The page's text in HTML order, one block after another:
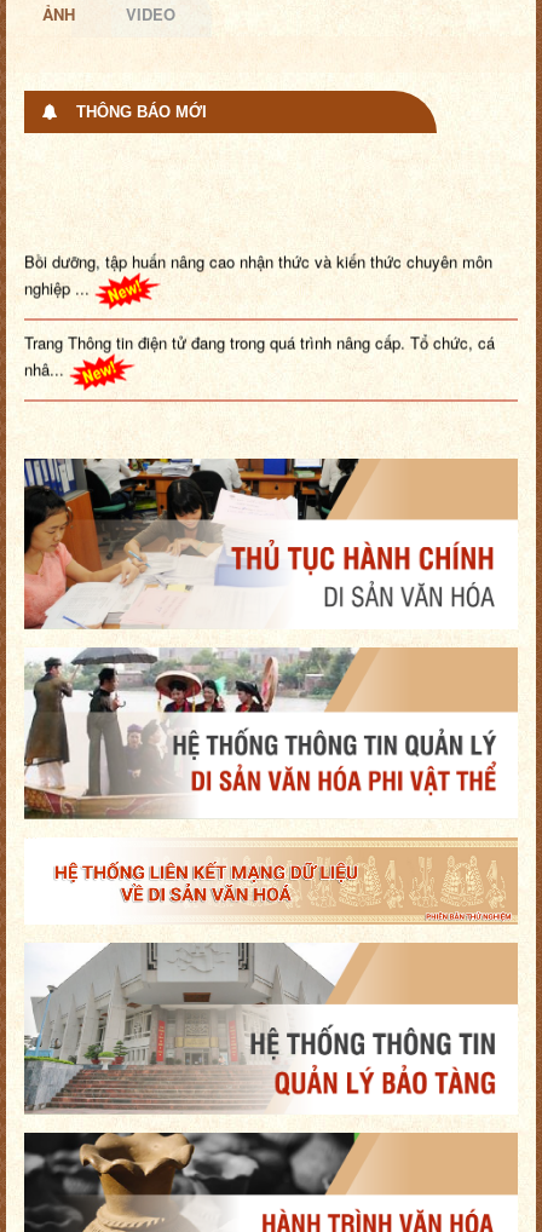
ẢNH VIDEO
THÔNG BÁO MỚI
Bồi dưỡng, tập huấn nâng cao nhận thức và kiến thức chuyên môn
nghiệp ...
Trang Thông tin điện tử đang trong quá trình nâng cấp. Tổ chức, cá
nhâ...